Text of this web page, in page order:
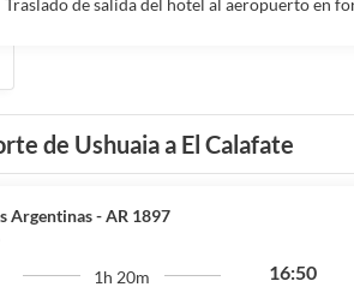
Traslado de salida del hotel al aeropuerto en
de Ushuaia a El Calafate
Argentinas - AR 1897
1h 20m 16:50